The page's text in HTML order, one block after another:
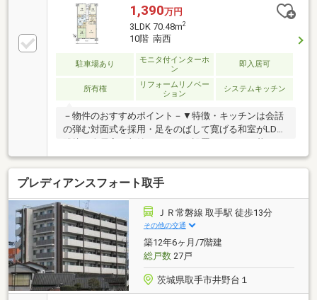
納付、多用途に利用可・大切なペットと暮らせます(細
則有)・即引渡し可(残金精算後)・不在時の荷受けも可
能な宅配BOX▼2026年2月室内リフォーム済【交換】
キッチン、トイレ、洗面台、照明器具【その他】クロ
ス全室・水回りCF貼替、床フローリング重ねはり 他■
ご希望の住まい探しをお手伝いします
━━━━━・・・物件の詳細・ご相談はお気軽にお問
1,390万円
3LDK 70.48m2
10階 南西
駐車場あり
モニタ付インターホ
ン
即入居可
所有権
リフォームリノベー
ション
システムキッチン
－物件のおすすめポイント－▼特徴・キッチンは会話
の弾む対面式を採用・足をのばして寛げる和室がLDに
隣接・全居室に収納スペースを設置・ペットと暮らせ
ます(細則有)・残金精算後、即お引渡し可▼設備・オ
ートロック・宅配ボックス▼2026年2月室内リフォー
ム済【交換】キッチン、バス、洗面台、トイレ、照明
器具【貼替】クロス全室、水回りCF、襖【その他】床
フローリング重ねはり、ハウスクリーニング 他▼周辺
環境・かつら公園 徒歩2分(約120m)■ ご希望の住まい
探しをお手伝いします ━━━━━・・・物件の詳細・
ご相談はお気軽にお問い合わせください。
プレディアンスフォート取手
ＪＲ常磐線 取手駅 徒歩13分
その他の交通
築12年6ヶ月/7階建
総戸数27戸
茨城県取手市井野台１